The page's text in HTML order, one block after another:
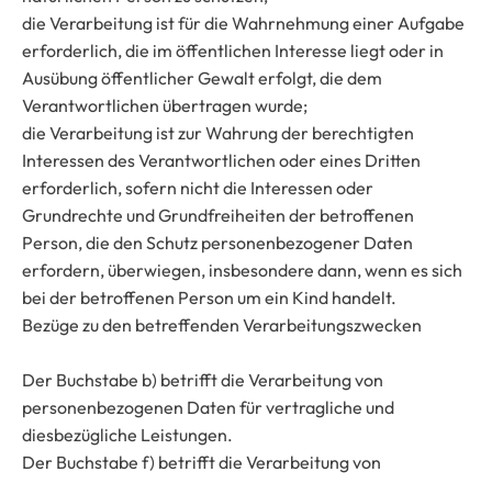
die Verarbeitung ist für die Wahrnehmung einer Aufgabe
erforderlich, die im öffentlichen Interesse liegt oder in
Ausübung öffentlicher Gewalt erfolgt, die dem
Verantwortlichen übertragen wurde;
die Verarbeitung ist zur Wahrung der berechtigten
Interessen des Verantwortlichen oder eines Dritten
erforderlich, sofern nicht die Interessen oder
Grundrechte und Grundfreiheiten der betroffenen
Person, die den Schutz personenbezogener Daten
erfordern, überwiegen, insbesondere dann, wenn es sich
bei der betroffenen Person um ein Kind handelt.
Bezüge zu den betreffenden Verarbeitungszwecken
Der Buchstabe b) betrifft die Verarbeitung von
personenbezogenen Daten für vertragliche und
diesbezügliche Leistungen.
Der Buchstabe f) betrifft die Verarbeitung von